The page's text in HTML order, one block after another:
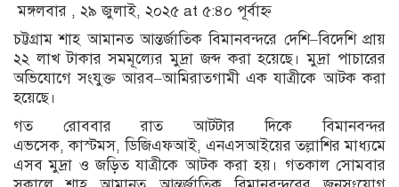
মঙ্গলবার , ২৯ জুলাই, ২০২৫ at ৫:৪০ পূর্বাহ্ণ
চট্টগ্রাম শাহ আমানত আন্তর্জাতিক বিমানবন্দরে দেশি–বিদেশি প্রায়
২২ লাখ টাকার সমমূল্যের মুদ্রা জব্দ করা হয়েছে। মুদ্রা পাচারের
অভিযোগে সংযুক্ত আরব–আমিরাতগামী এক যাত্রীকে আটক করা
হয়েছে।
গত রোববার রাত আটটার দিকে বিমানবন্দর
এভসেক, কাস্টমস, ডিজিএফআই, এনএসআইয়ের তল্লাশির মাধ্যমে
এসব মুদ্রা ও জড়িত যাত্রীকে আটক করা হয়। গতকাল সোমবার